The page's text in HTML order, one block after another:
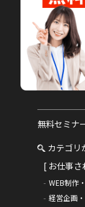
無料セミナ
カテゴリ
[ お仕事さ
WEB制作
経営企画